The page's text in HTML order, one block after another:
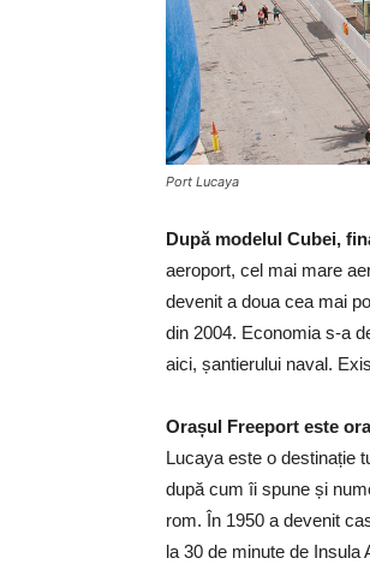
Port Lucaya
După modelul Cubei,
aeroport, cel mai mare
devenit a doua cea mai
din 2004. Economia s-a
aici, șantierului naval.
Orașul Freeport este
Lucaya este o destinație
după cum îi spune și
rom. În 1950 a devenit
la 30 de minute de